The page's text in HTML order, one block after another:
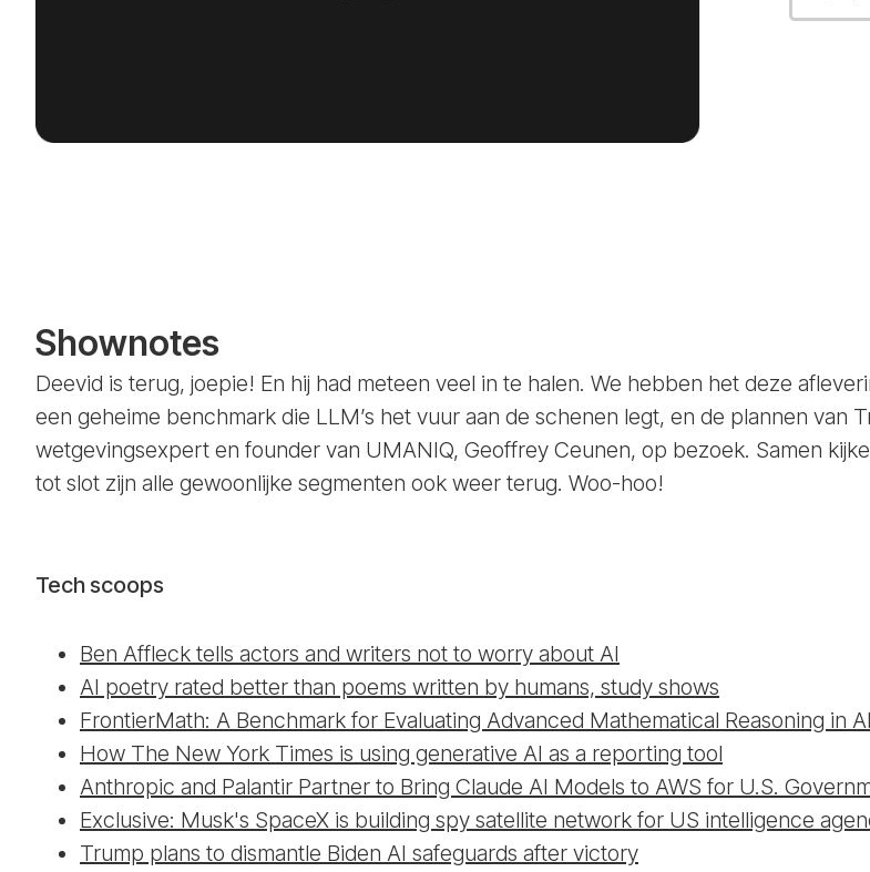
Shownotes
Deevid is terug, joepie! En hij had meteen veel in te halen. We hebben het deze
een geheime benchmark die LLM’s het vuur aan de schenen legt, en de plannen
wetgevingsexpert en founder van UMANIQ, Geoffrey Ceunen, op bezoek. Samen
tot slot zijn alle gewoonlijke segmenten ook weer terug. Woo-hoo!
Tech scoops
Ben Affleck tells actors and writers not to worry about AI
AI poetry rated better than poems written by humans, study shows
FrontierMath: A Benchmark for Evaluating Advanced Mathematical Reasoning in AI
How The New York Times is using generative AI as a reporting tool
Anthropic and Palantir Partner to Bring Claude AI Models to AWS for U.S.
Exclusive: Musk's SpaceX is building spy satellite network for US intelligence
Trump plans to dismantle Biden AI safeguards after victory